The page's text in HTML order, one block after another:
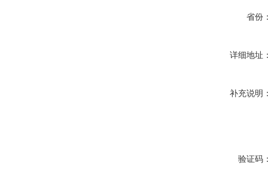
省份
详细地址
补充说明
验证码